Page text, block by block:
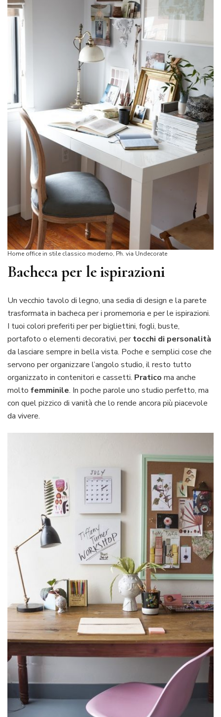
Home office in stile classico moderno, Ph. via Undecorate
Bacheca per le ispirazioni
Un vecchio tavolo di legno, una sedia di design e la parete
trasformata in bacheca per i promemoria e per le ispirazioni.
I tuoi colori preferiti per per bigliettini, fogli, buste,
portafoto o elementi decorativi, pertocchi di personalità
da lasciare sempre in bella vista. Poche e semplici cose che
servono per organizzare l’angolo studio, il resto tutto
organizzato in contenitori e cassetti. Pratico ma anche
molto femminile. In poche parole uno studio perfetto, ma
con quel pizzico di vanità che lo rende ancora più piacevole
da vivere.